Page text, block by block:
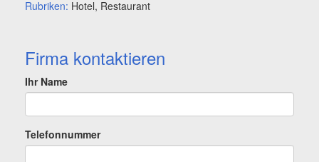
Rubriken: Hotel, Restaurant
Firma kontaktieren
Ihr Name
Telefonnummer